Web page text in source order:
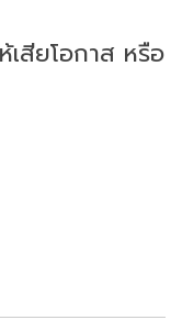
เสียโอกาส หรือ